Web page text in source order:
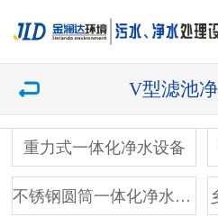
V型滤池
重力式一体化净水设备
不锈钢圆筒一体化净水设备